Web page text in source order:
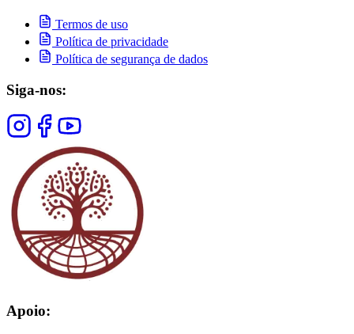
Termos de uso
Política de privacidade
Política de segurança de dados
Siga-nos:
Apoio: